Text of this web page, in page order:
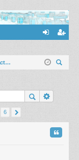
ne
on
nr
r
Grille de départ - Actus et commentaires
6
Citation